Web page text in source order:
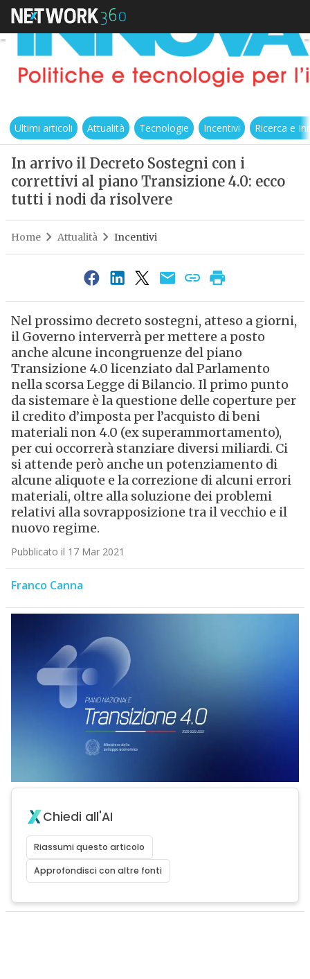
Ultimi articoli Attualità Tecnologie Incentivi Ricerca e
In arrivo il Decreto Sostegni con i
correttivi al piano Transizione 4.0: ecco
tutti i nodi da risolvere
Home Attualità Incentivi
Nel prossimo decreto sostegni, atteso a giorni,
il Governo interverrà per mettere a posto
anche alcune incongruenze del piano
Transizione 4.0 licenziato dal Parlamento
nella scorsa Legge di Bilancio. Il primo punto
da sistemare è la questione delle coperture per
il credito d’imposta per l’acquisto di beni
materiali non 4.0 (ex superammortamento),
per cui occorrerà stanziare diversi miliardi. Ci
si attende però anche un potenziamento di
alcune aliquote e la correzione di alcuni errori
materiali, oltre alla soluzione dei problemi
relativi alla sovrapposizione tra il vecchio e il
nuovo regime.
Pubblicato il 17 Mar 2021
Franco Canna
Chiedi all'AI
Riassumi questo articolo
Approfondisci con altre fonti